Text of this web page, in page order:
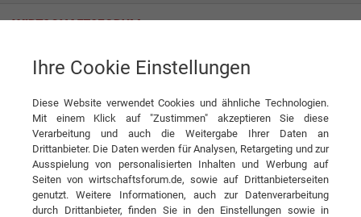
Expertenwissen
Anne M. Schüller
erste « zurückzurück nächste » nächste
Expertenwissen
DIESEN ARTIKEL EMPFEHLEN
Ihre Cookie Einstellungen
Diese Website verwendet Cookies und ähnliche Technologien.
Mit einem Klick auf "Zustimmen" akzeptieren Sie diese
Verarbeitung und auch die Weitergabe Ihrer Daten an
Drittanbieter. Die Daten werden für Analysen, Retargeting und zur
Ausspielung von personalisierten Inhalten und Werbung auf
Seiten von wirtschaftsforum.de, sowie auf Drittanbieterseiten
genutzt. Weitere Informationen, auch zur Datenverarbeitung
durch Drittanbieter, finden Sie in den Einstellungen sowie in